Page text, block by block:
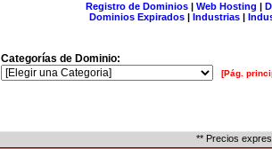
Registro de Dominios| Web Hosting |
Dominios Expirados | Industrias |
Categorías de Dominio:
[Pág.
** Precios